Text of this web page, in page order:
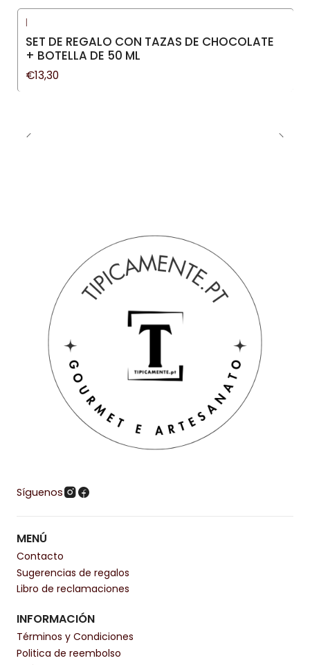
|
SET DE REGALO CON TAZAS DE CHOCOLATE
+ BOTELLA DE 50 ML
€13,30
Síguenos
MENÚ
Contacto
Sugerencias de regalos
Libro de reclamaciones
INFORMACIÓN
Términos y Condiciones
Politica de reembolso